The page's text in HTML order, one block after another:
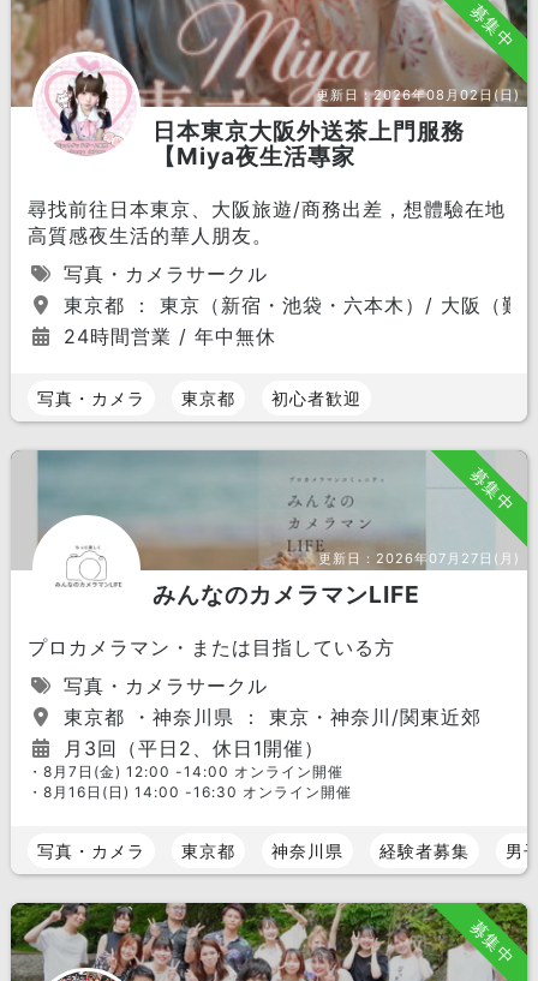
募集中
更新日：2026年08月02日(日)
日本東京大阪外送茶上門服務
【Miya夜生活專家
尋找前往日本東京、大阪旅遊/商務出差，想體驗在地
高質感夜生活的華人朋友。
写真・カメラサークル
東京都 ： 東京（新宿・池袋・六本木）/ 大阪（難
24時間営業 / 年中無休
写真・カメラ 東京都 初心者歓迎
募集中
更新日： 2026年07月27日(月)
みんなのカメラマンLIFE
プロカメラマン・または目指している方
写真・カメラサークル
東京都 ・神奈川県 ： 東京・神奈川/関東近郊
月3回（平日2、休日1開催）
・8月7日(金) 12:00 -14:00 オンライン開催
・8月16日(日) 14:00 -16:30 オンライン開催
写真・カメラ 東京都 神奈川県 経験者募集 男
募集中